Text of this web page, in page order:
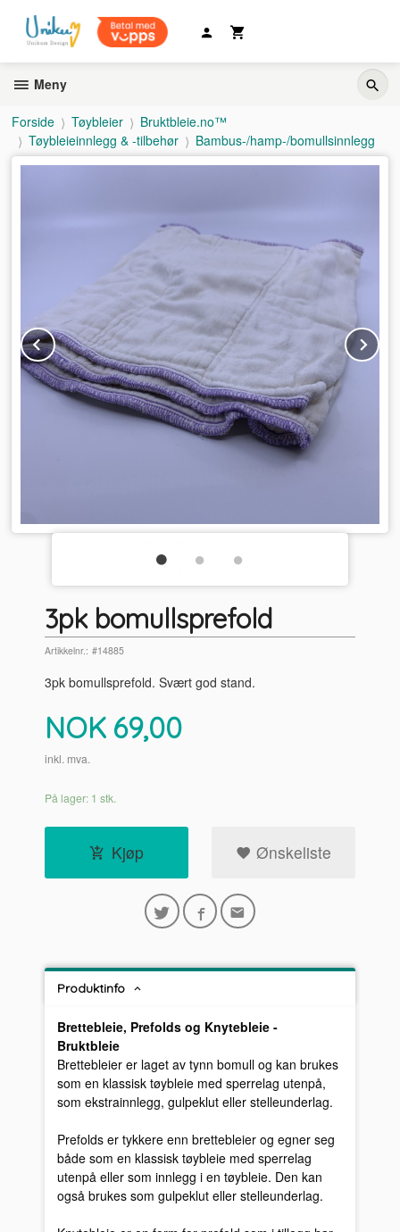
innholdet
Meny
Forside Tøybleier
Bruktbleie.no™
Tøybleieinnlegg & -tilbehør
Bambus-/hamp-/bomullsinnlegg
Prev
3pk bomullsprefold
Artikkelnr.: #14885
3pk bomullsprefold. Svært god stand.
Pris
NOK 69,00
inkl. mva.
På lager: 1 stk.
Kjøp Ønskeliste
Produktinfo
Brettebleie, Prefolds og Knytebleie -
Bruktbleie
Brettebleier er laget av tynn bomull og kan brukes
som en klassisk tøybleie med sperrelag utenpå,
som ekstrainnlegg, gulpeklut eller stelleunderlag.
Prefolds er tykkere enn brettebleier og egner seg
både som en klassisk tøybleie med sperrelag
utenpå eller som innlegg i en tøybleie. Den kan
også brukes som gulpeklut eller stelleunderlag.